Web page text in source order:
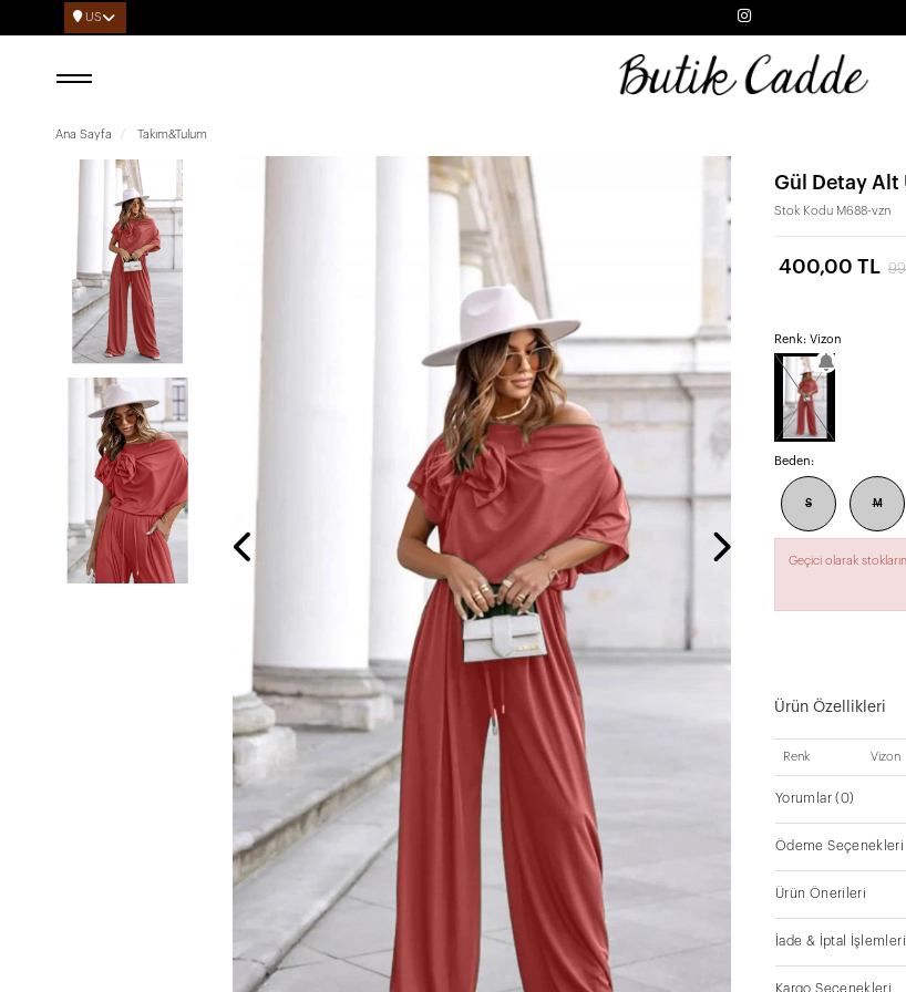
US
Ana Sayfa Takım&Tulum
Gül Detay Alt
Stok Kodu M688-vzn
400,00 TL
Renk: Vizon
Beden:
S M
Geçici olarak
Ürün Özellikleri
Renk Vizon
Yorumlar(0)
Ödeme Seçenekleri
Ürün Önerileri
İade & İptal İşlemleri
Kargo Seçenekleri